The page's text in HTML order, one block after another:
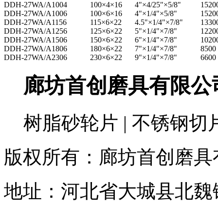
DDH-27WA/A1004
100×4×16 4"×4/25"×5/8"
DDH-27WA/A1006
100×6×16 4"×1/4"×5/8"
DDH-27WA/A1156
115×6×22 4.5"×1/4"×7/8"
DDH-27WA/A1256
125×6×22 5"×1/4"×7/8"
DDH-27WA/A1506
150×6×22 6"×1/4"×7/8"
DDH-27WA/A1806
180×6×22 7"×1/4"×7/8"
8500
DDH-27WA/A2306
230×6×22 9"×1/4"×7/8" 6600
廊坊首创磨具有限公
树脂砂轮片 | 不锈钢切
版权所有：廊坊首创磨
地址：河北省大城县北